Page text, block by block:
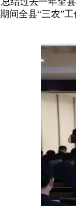
间全县“三农”